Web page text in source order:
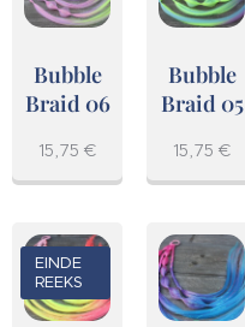
Bubble
Braid 06
15,75 €
Bubble
Braid 05
15,75 €
EINDE
REEKS